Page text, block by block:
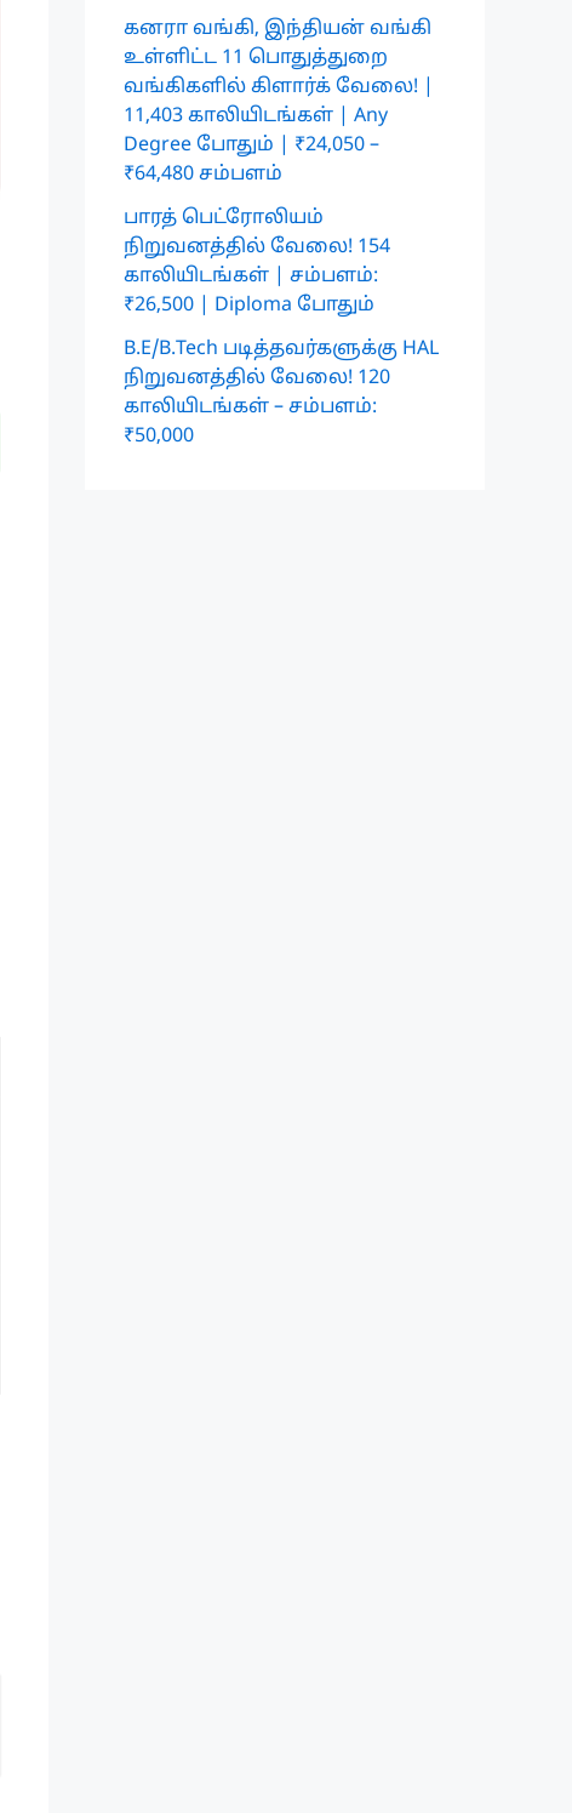
கனரா வங்கி, இந்தியன் வங்கி
உள்ளிட்ட 11 பொதுத்துறை
வங்கிகளில் கிளார்க் வேலை! |
11,403 காலியிடங்கள் | Any
Degree போதும் | ₹24,050 –
₹64,480 சம்பளம்
பாரத் பெட்ரோலியம்
நிறுவனத்தில் வேலை! 154
காலியிடங்கள் | சம்பளம்:
₹26,500 | Diploma போதும்
B.E/B.Tech படித்தவர்களுக்கு HAL
நிறுவனத்தில் வேலை! 120
காலியிடங்கள் – சம்பளம்:
₹50,000